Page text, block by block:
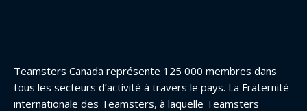
Teamsters Canada représente 125 000 membres dans
tous les secteurs d’activité à travers le pays. La Fraternité
internationale des Teamsters, à laquelle Teamsters